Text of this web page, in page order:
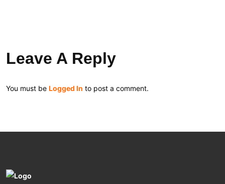
Leave A Reply
You must be Logged In to post a comment.